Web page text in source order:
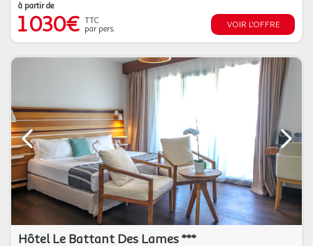
à partir de
1 030€ TTC
par pers.
VOIR L'OFFRE
Hôtel Le Battant Des Lames ***